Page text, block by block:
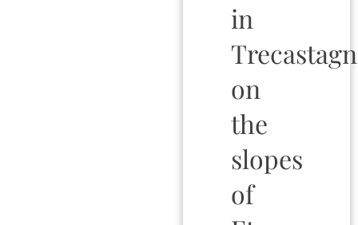
in
on
the
slopes
of